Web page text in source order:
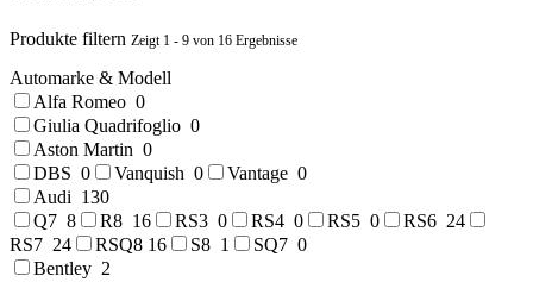
Produkte filtern Zeigt 1 - 9 von 16 Ergebnisse
Automarke & Modell
Alfa Romeo 0
Giulia Quadrifoglio 0
Aston Martin 0
DBS 0 Vanquish 0 Vantage 0
Audi 130
Q7 8 R8 16 RS3 0 RS4 0 RS5 0 RS6 24
RS7 24 RSQ8 16 S8 1 SQ7 0
Bentley 2